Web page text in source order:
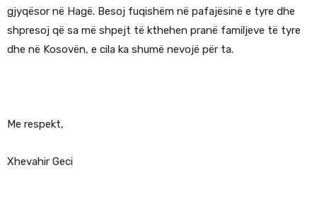
gjyqësor në Hagë. Besoj fuqishëm në pafajësinë e tyre dhe
shpresoj që sa më shpejt të kthehen pranë familjeve të tyre
dhe në Kosovën, e cila ka shumë nevojë për ta.
Me respekt,
Xhevahir Geci